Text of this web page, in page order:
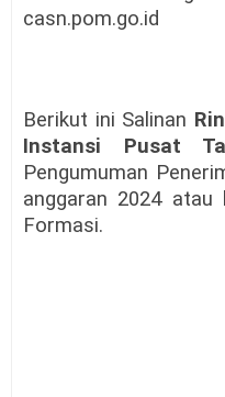
casn.pom.go.id
Berikut ini Salinan
Instansi Pusat
Pengumuman
anggaran 2024 atau
Formasi.